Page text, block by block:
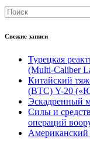
Свежие записи
Турецкая
(Multi-Caliber
Китайский
(BTC) Y-20
Эскадренный
Силы и
операций